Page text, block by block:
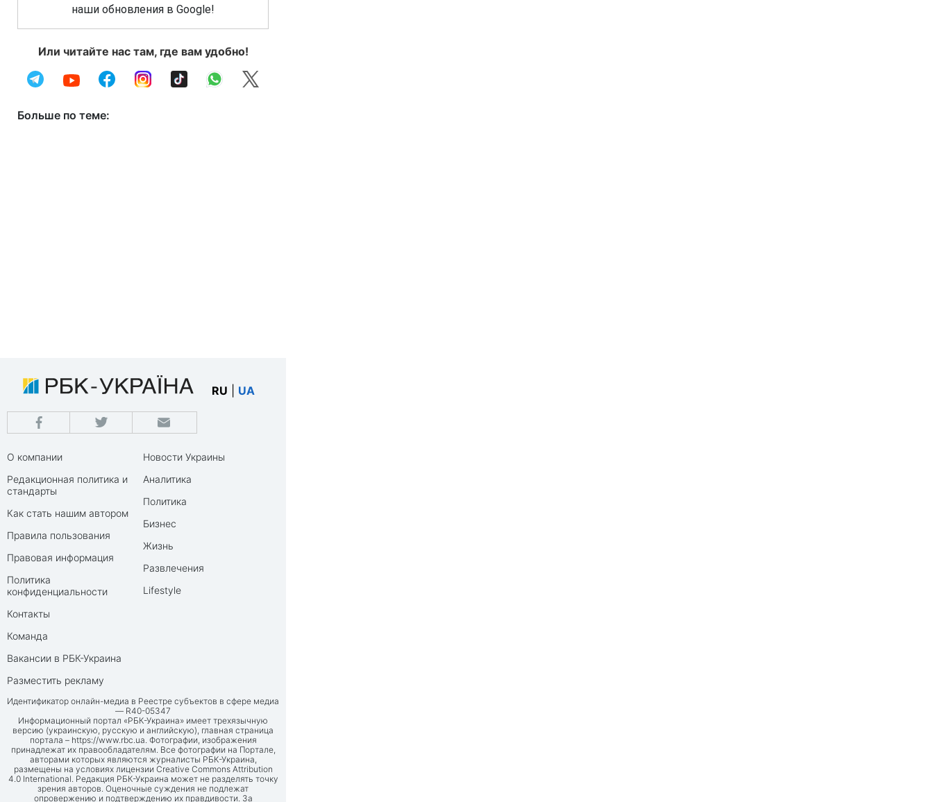
наши обновления в Google!
Или читайте нас там, где вам удобно!
Больше по теме:
RU UA
О компании
Редакционная политика и
стандарты
Как стать нашим автором
Правила пользования
Правовая информация
Политика
конфиденциальности
Контакты
Команда
Вакансии в РБК-Украина
Разместить рекламу
Новости Украины
Аналитика
Политика
Бизнес
Жизнь
Развлечения
Lifestyle
Идентификатор онлайн-медиа в Реестре субъектов в сфере медиа
— R40-05347
Информационный портал «РБК-Украина» имеет трехязычную
версию (украинскую, русскую и английскую), главная страница
портала – https://www.rbc.ua. Фотографии, изображения
принадлежат их правообладателям. Все фотографии на Портале,
авторами которых являются журналисты РБК-Украина,
размещены на условиях лицензии Creative Commons Attribution
4.0 International. Редакция РБК-Украина может не разделять точку
зрения авторов. Оценочные суждения не подлежат
опровержению и подтверждению их правдивости. За